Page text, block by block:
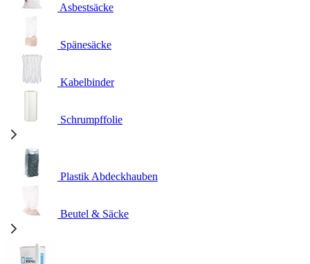
Asbestsäcke
Spänesäcke
Kabelbinder
Schrumpffolie
Plastik Abdeckhauben
Beutel & Säcke